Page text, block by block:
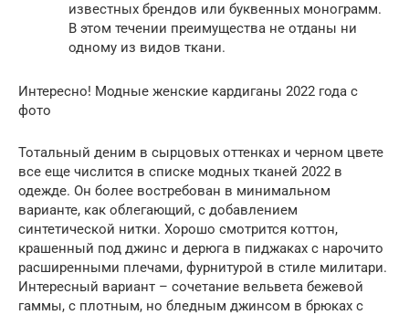
известных брендов или буквенных монограмм.
В этом течении преимущества не отданы ни
одному из видов ткани.
Интересно! Модные женские кардиганы 2022 года с
фото
Тотальный деним в сырцовых оттенках и черном цвете
все еще числится в списке модных тканей 2022 в
одежде. Он более востребован в минимальном
варианте, как облегающий, с добавлением
синтетической нитки. Хорошо смотрится коттон,
крашенный под джинс и дерюга в пиджаках с нарочито
расширенными плечами, фурнитурой в стиле милитари.
Интересный вариант – сочетание вельвета бежевой
гаммы, с плотным, но бледным джинсом в брюках с